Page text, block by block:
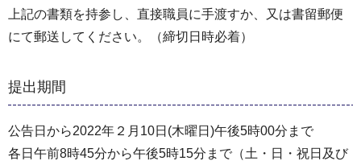
上記の書類を持参し、直接職員に手渡すか、又は書留郵便
にて郵送してください。（締切日時必着）
提出期間
公告日から2022年２月10日(木曜日)午後5時00分まで
各日午前8時45分から午後5時15分まで（土・日・祝日及び